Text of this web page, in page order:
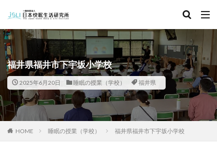
福井県福井市下宇坂小学校
2025年6月20日 睡眠の授業（学校） 福井県
HOME 睡眠の授業（学校） 福井県福井市下宇坂小学校
カテゴリー
タグ
北海道 青森県 秋田県 茨城県
埼玉県
千葉県
東京都 富山県 石川県
福井県
長野県
滋賀県 京都府 島根県
山口県